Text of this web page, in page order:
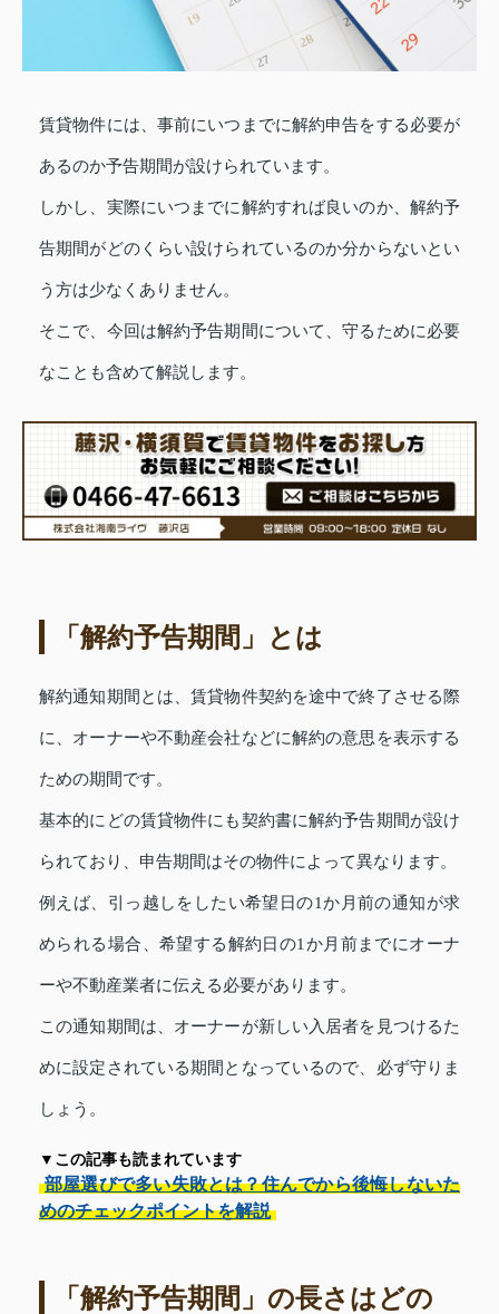
賃貸物件には、事前にいつまでに解約申告をする必要が
あるのか予告期間が設けられています。
しかし、実際にいつまでに解約すれば良いのか、解約予
告期間がどのくらい設けられているのか分からないとい
う方は少なくありません。
そこで、今回は解約予告期間について、守るために必要
なことも含めて解説します。
「解約予告期間」とは
解約通知期間とは、賃貸物件契約を途中で終了させる際
に、オーナーや不動産会社などに解約の意思を表示する
ための期間です。
基本的にどの賃貸物件にも契約書に解約予告期間が設け
られており、申告期間はその物件によって異なります。
例えば、引っ越しをしたい希望日の1か月前の通知が求
められる場合、希望する解約日の1か月前までにオーナ
ーや不動産業者に伝える必要があります。
この通知期間は、オーナーが新しい入居者を見つけるた
めに設定されている期間となっているので、必ず守りま
しょう。
▼この記事も読まれています
部屋選びで多い失敗とは？住んでから後悔しないた
めのチェックポイントを解説
「解約予告期間」の長さはどの